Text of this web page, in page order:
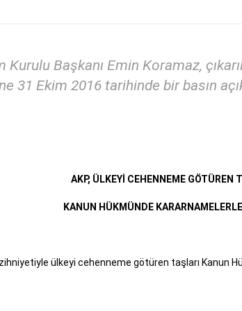
Kurulu Başkanı Emin Koramaz,
31 Ekim 2016 tarihinde bir basın
AKP, ÜLKEYİ CEHENNEME GÖTÜREN
KANUN HÜKMÜNDE
ülkeyi cehenneme götüren taşları Kanun